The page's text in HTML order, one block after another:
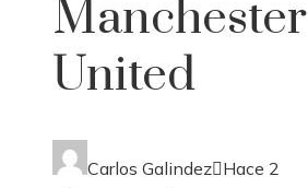
Manchester
United
Carlos Galindez Hace 2